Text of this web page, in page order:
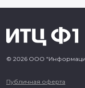
© 2026 ООО
Публичная оферта